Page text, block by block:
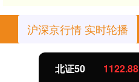
沪深京行情 实时轮播
北证50 1122.88